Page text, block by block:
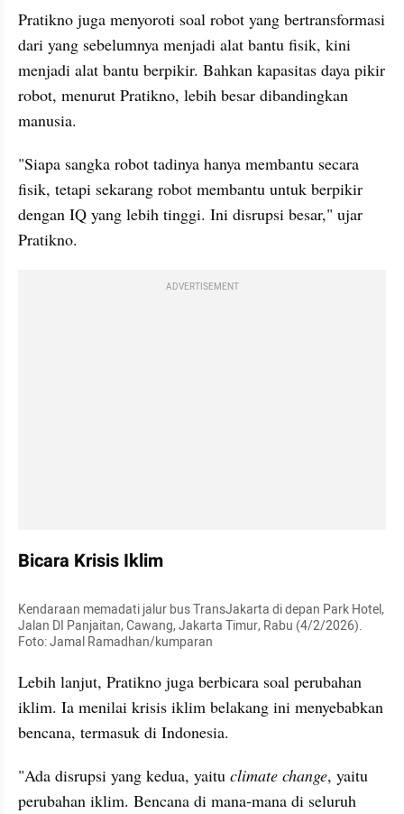
Pratikno juga menyoroti soal robot yang bertransformasi
dari yang sebelumnya menjadi alat bantu fisik, kini
menjadi alat bantu berpikir. Bahkan kapasitas daya pikir
robot, menurut Pratikno, lebih besar dibandingkan
manusia.
"Siapa sangka robot tadinya hanya membantu secara
fisik, tetapi sekarang robot membantu untuk berpikir
dengan IQ yang lebih tinggi. Ini disrupsi besar," ujar
Pratikno.
ADVERTISEMENT
Bicara Krisis Iklim
Kendaraan memadati jalur bus TransJakarta di depan Park Hotel,
Jalan DI Panjaitan, Cawang, Jakarta Timur, Rabu (4/2/2026).
Foto: Jamal Ramadhan/kumparan
Lebih lanjut, Pratikno juga berbicara soal perubahan
iklim. Ia menilai krisis iklim belakang ini menyebabkan
bencana, termasuk di Indonesia.
"Ada disrupsi yang kedua, yaitu climate change, yaitu
perubahan iklim. Bencana di mana-mana di seluruh